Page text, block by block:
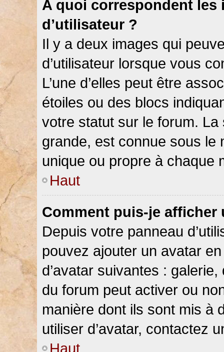
A quoi correspondent les
d’utilisateur ?
Il y a deux images qui
d’utilisateur lorsque vous
L’une d’elles peut être
étoiles ou des blocs
votre statut sur le forum.
grande, est connue sous le
unique ou propre à chaque
Haut
Comment puis-je afficher
Depuis votre panneau
pouvez ajouter un avatar
d’avatar suivantes :
du forum peut activer ou
manière dont ils sont mis à
utiliser d’avatar, contactez
Haut